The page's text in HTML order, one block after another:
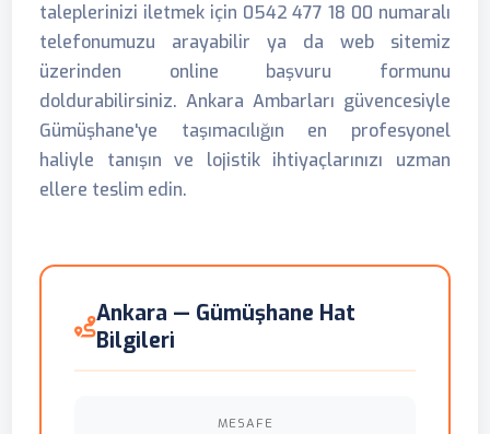
taleplerinizi iletmek için 0542 477 18 00 numaralı
telefonumuzu arayabilir ya da web sitemiz
üzerinden online başvuru formunu
doldurabilirsiniz. Ankara Ambarları güvencesiyle
Gümüşhane'ye taşımacılığın en profesyonel
haliyle tanışın ve lojistik ihtiyaçlarınızı uzman
ellere teslim edin.
Ankara — Gümüşhane Hat
Bilgileri
MESAFE